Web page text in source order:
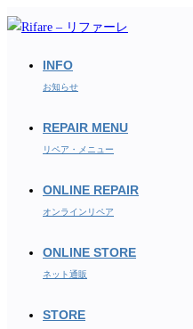
コ
INFO
お知らせ
REPAIR MENU
リペア・メニュー
ONLINE REPAIR
オンラインリペア
ONLINE STORE
ネット通販
STORE